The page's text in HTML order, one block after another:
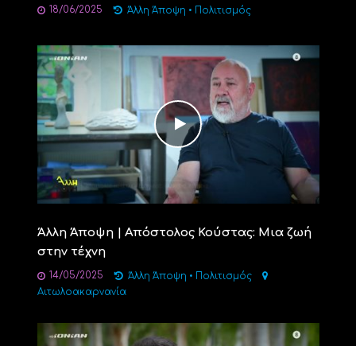
18/06/2025 Άλλη Άποψη • Πολιτισμός
Άλλη Άποψη | Απόστολος Κούστας: Μια ζωή
στην τέχνη
14/05/2025 Άλλη Άποψη • Πολιτισμός
Αιτωλοακαρνανία